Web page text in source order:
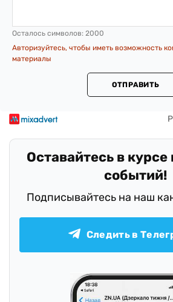
Осталось символов: 2000
Авторизуйтесь, чтобы иметь возможность
материалы
ОТПРАВИТЬ
Оставайтесь в
событий!
Подписывайтесь на наш
Следить в